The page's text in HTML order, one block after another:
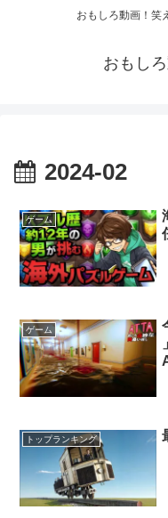
おもしろ動画！笑
おもし
2024-02
ゲーム
ゲーム
トップランキング